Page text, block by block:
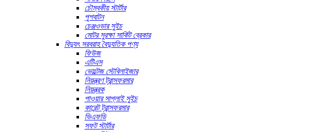
চৌম্বকীয় স্টার্টার
পুশবাটন
চেঞ্জওভার সুইচ
মোটর সুরক্ষা সার্কিট ব্রেকার
বিদ্যুৎ সরবরাহ বৈদ্যুতিক পণ্য
ফিউজ
এটিএস
ভোল্টেজ স্টেবিলাইজার
নিয়ন্ত্রণ ট্রান্সফরমার
নিয়ন্ত্রক
পাওয়ার সাপ্লাই সুইচ
কারেন্ট ট্রান্সফরমার
ভিএফডি
সফট স্টার্টার